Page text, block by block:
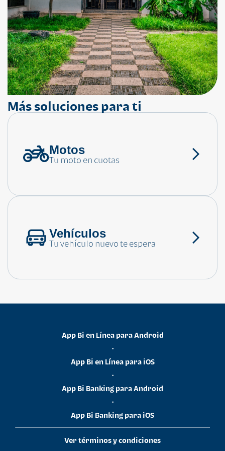
¿Necesitas ayuda?
Más soluciones para ti
Motos
Tu moto en cuotas
Vehículos
Tu vehículo nuevo te espera
App Bi en Línea para Android
•
App Bi en Línea para iOS
•
App Bi Banking para Android
•
App Bi Banking para iOS
Ver términos y condiciones